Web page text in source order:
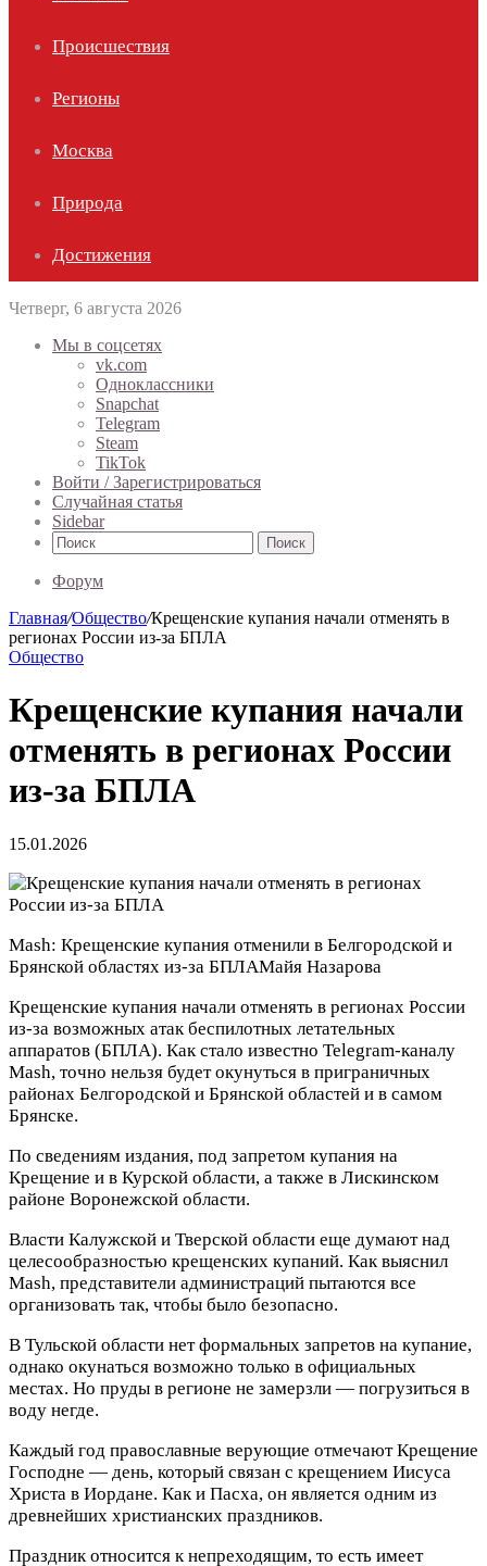
Происшествия
Регионы
Москва
Природа
Достижения
Четверг, 6 августа 2026
Мы в соцсетях
vk.com
Одноклассники
Snapchat
Telegram
Steam
TikTok
Войти / Зарегистрироваться
Случайная статья
Sidebar
Поиск
Форум
Главная/Общество/Крещенские купания начали отменять в
регионах России из-за БПЛА
Общество
Крещенские купания начали
отменять в регионах России
из-за БПЛА
15.01.2026
Mash: Крещенские купания отменили в Белгородской и
Брянской областях из-за БПЛАМайя Назарова
Крещенские купания начали отменять в регионах России
из-за возможных атак беспилотных летательных
аппаратов (БПЛА). Как стало известно Telegram-каналу
Mash, точно нельзя будет окунуться в приграничных
районах Белгородской и Брянской областей и в самом
Брянске.
По сведениям издания, под запретом купания на
Крещение и в Курской области, а также в Лискинском
районе Воронежской области.
Власти Калужской и Тверской области еще думают над
целесообразностью крещенских купаний. Как выяснил
Mash, представители администраций пытаются все
организовать так, чтобы было безопасно.
В Тульской области нет формальных запретов на купание,
однако окунаться возможно только в официальных
местах. Но пруды в регионе не замерзли — погрузиться в
воду негде.
Каждый год православные верующие отмечают Крещение
Господне — день, который связан с крещением Иисуса
Христа в Иордане. Как и Пасха, он является одним из
древнейших христианских праздников.
Праздник относится к непреходящим, то есть имеет